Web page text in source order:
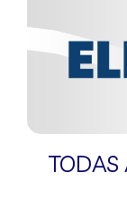
TODAS